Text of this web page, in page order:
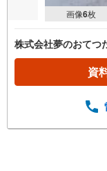
画像6枚
株式会社夢のおてつ
資